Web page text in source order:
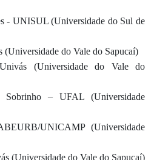
- UNISUL (Universidade do Sul de
do Vale do Sapucaí)
(Universidade do Vale do
– UFAL (Universidade
UNICAMP (Universidade
(Universidade do Vale do Sapucaí)